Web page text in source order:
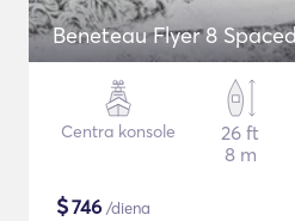
Beneteau Flyer 8
Centra konsole
26 ft
8 m
$746 /diena